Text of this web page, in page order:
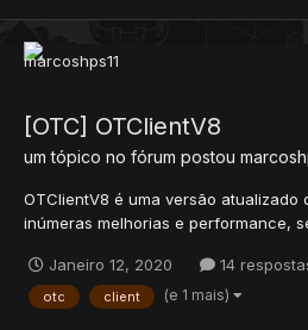
[OTC] OTClientV8
um tópico no fórum postou
OTClientV8 é uma versão atualizado
inúmeras melhorias e performance,
disponível gratuitamente para todos.
mais de 6000 jogadores únicos,
Janeiro 12, 2020 14
otc client (e 1 mais)